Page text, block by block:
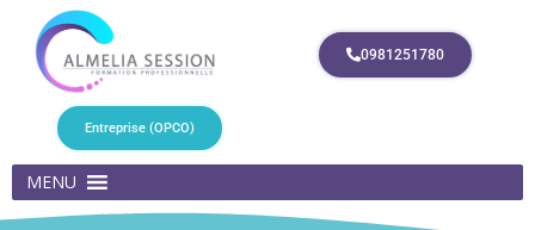
0981251780
Entreprise (OPCO)
MENU